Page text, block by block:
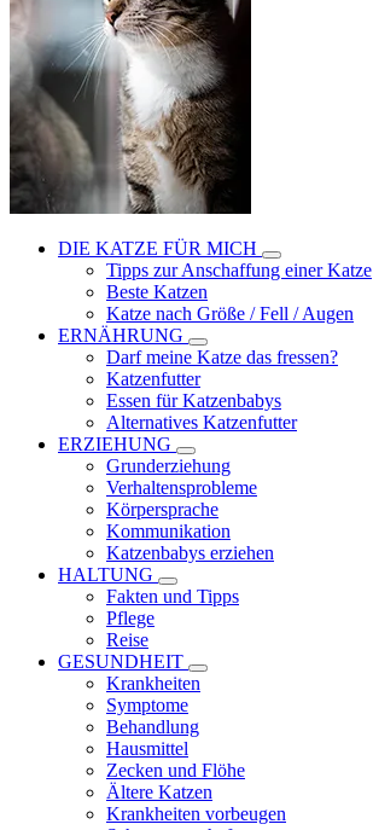
DIE KATZE FÜR MICH
Tipps zur Anschaffung einer Katze
Beste Katzen
Katze nach Größe / Fell / Augen
ERNÄHRUNG
Darf meine Katze das fressen?
Katzenfutter
Essen für Katzenbabys
Alternatives Katzenfutter
ERZIEHUNG
Grunderziehung
Verhaltensprobleme
Körpersprache
Kommunikation
Katzenbabys erziehen
HALTUNG
Fakten und Tipps
Pflege
Reise
GESUNDHEIT
Krankheiten
Symptome
Behandlung
Hausmittel
Zecken und Flöhe
Ältere Katzen
Krankheiten vorbeugen